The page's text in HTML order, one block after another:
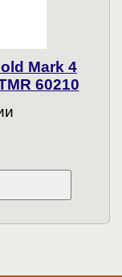
Mark 4
60210